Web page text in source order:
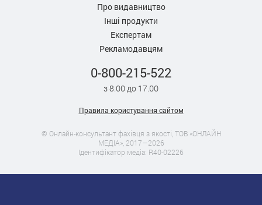
Про видавництво
Інші продукти
Експертам
Рекламодавцям
0-800-215-522
з 8.00 до 17.00
Правила користування сайтом
© Онлайн-консультант фахівця з якості, ТОВ «ОНЛАЙН
МЕДІА», 2017—2026
Ідентифікатор медіа: R40-02226